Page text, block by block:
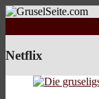
Netflix